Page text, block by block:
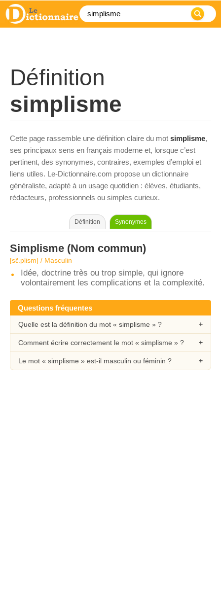
Définition
simplisme
Cette page rassemble une définition claire du mot simplisme,
ses principaux sens en français moderne et, lorsque c’est
pertinent, des synonymes, contraires, exemples d’emploi et
liens utiles. Le-Dictionnaire.com propose un dictionnaire
généraliste, adapté à un usage quotidien : élèves, étudiants,
rédacteurs, professionnels ou simples curieux.
Définition Synonymes
Simplisme (Nom commun)
[sɛ̃.plism] / Masculin
Idée, doctrine très ou trop simple, qui ignore
volontairement les complications et la complexité.
Questions fréquentes
Quelle est la définition du mot « simplisme » ?
Comment écrire correctement le mot « simplisme » ?
Le mot « simplisme » est-il masculin ou féminin ?